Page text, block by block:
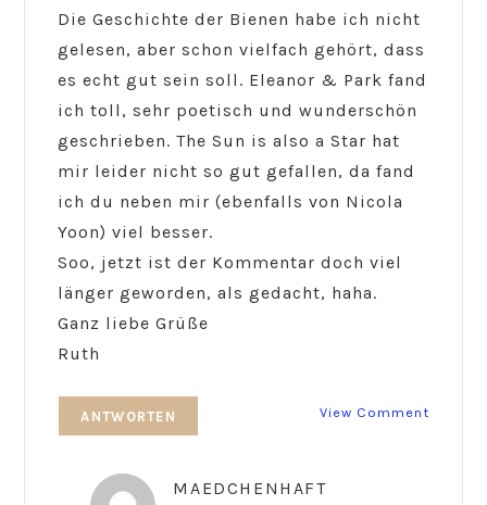
Die Geschichte der Bienen habe ich nicht
gelesen, aber schon vielfach gehört, dass
es echt gut sein soll. Eleanor & Park fand
ich toll, sehr poetisch und wunderschön
geschrieben. The Sun is also a Star hat
mir leider nicht so gut gefallen, da fand
ich du neben mir (ebenfalls von Nicola
Yoon) viel besser.
Soo, jetzt ist der Kommentar doch viel
länger geworden, als gedacht, haha.
Ganz liebe Grüße
Ruth
View Comment
ANTWORTEN
MAEDCHENHAFT